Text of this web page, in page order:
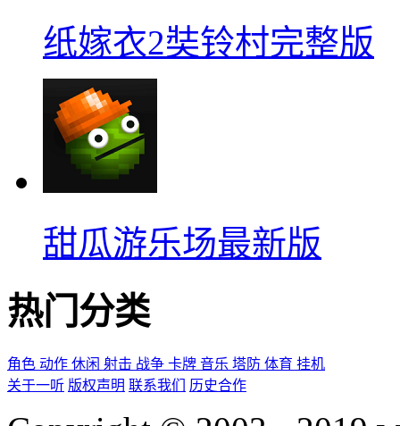
纸嫁衣2奘铃村完整版
甜瓜游乐场最新版
热门分类
角色 动作 休闲 射击 战争 卡牌 音乐 塔防 体育 挂机
关于一听 版权声明 联系我们 历史合作